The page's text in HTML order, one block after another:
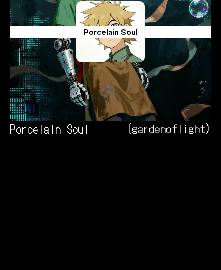
Porcelain Soul
Porcelain Soul
(gardenoflight)